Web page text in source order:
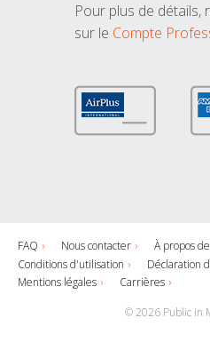
Pour plus de détails,
sur le Compte
FAQ Nous contacter À propos
Conditions d'utilisation
Déclaration
Mentions légales
Carrières
© 2026 Public in